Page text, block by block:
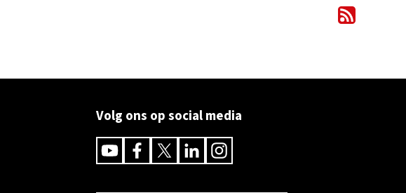
Volg ons op social media
YoutubeFacebookTwitterLinkedinInstagram